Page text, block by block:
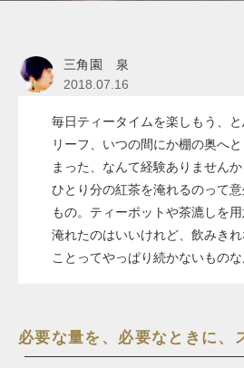
三角園 泉
2018.07.16
毎日ティータイムを楽しもう、
リーフ、いつの間にか棚の奥へ
まった、なんて経験ありませんか
ひとり分の紅茶を淹れるのって
もの。ティーポットや茶漉しを
淹れたのはいいけれど、飲みき
ことってやっぱり続かないものな
必要な量を、必要なときに、